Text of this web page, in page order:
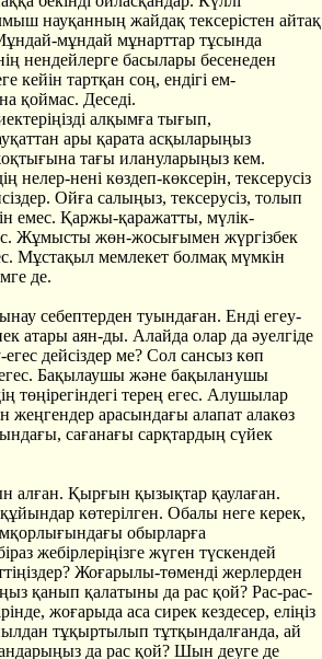
науқанның жайдақ тексерістен айтақ
мұндай мұнарттар тұсында
нендейлерге басылары бесенеден
кейін тартқан соң, ендігі ем-
қоймас. Деседі.
алқымға тығып,
ары қарата асқыларыңыз
тағы илануларыңыз кем.
нелер-нені көздеп-көксерін, тексерусіз
Ойға салыңыз, тексерусіз, толып
емес. Қаржы-қаражатты, мүлік-
Жұмысты жөн-жосығымен жүргізбек
Мұстақыл мемлекет болмақ мүмкін
де.
себептерден туындаған. Енді егеу-
атары аян-ды. Алайда олар да әуелгіде
дейсіздер ме? Сол сансыз көп
Бақылаушы және бақыланушы
төңірегіндегі терең егес. Алушылар
жеңгендер арасындағы алапат алакөз
сағанағы сарқтардың сүйек
алған. Қырғын қызықтар қаулаған.
көтерілген. Обалы неге керек,
обырларға
жебірлеріңізге жүген түскендей
Жоғарылы-төменді жерлерден
қанып қалатыны да рас қой? Рас-рас-
жоғарыда аса сирек кездесер, еліңіз
тұқыртылып тұтқындалғанда, ай
да рас қой? Шын деуге де